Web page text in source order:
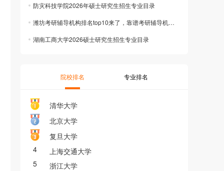
防灾科技学院2026年硕士研究生招生专业目录
潍坊考研辅导机构排名top10来了，靠谱考研辅导机构推荐
湖南工商大学2026硕士研究生招生专业目录
院校排名 专业排名
清华大学
北京大学
复旦大学
4
上海交通大学
5
浙江大学